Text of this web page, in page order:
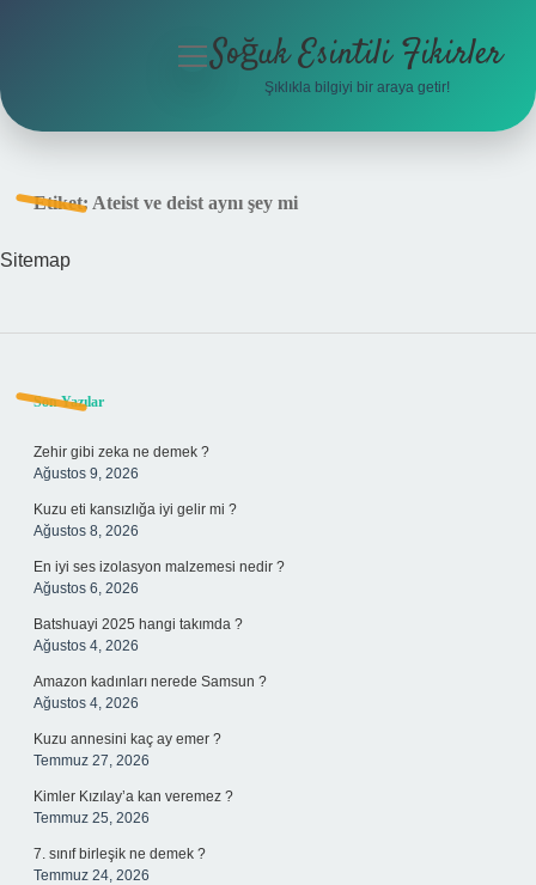
menüyü
Soğuk Esintili Fikirler
Şıklıkla bilgiyi bir araya getir!
Etiket: Ateist ve deist aynı şey mi
Sitemap
Sidebar
Son Yazılar
Zehir gibi zeka ne demek ?
Ağustos 9, 2026
Kuzu eti kansızlığa iyi gelir mi ?
Ağustos 8, 2026
En iyi ses izolasyon malzemesi nedir ?
Ağustos 6, 2026
Batshuayi 2025 hangi takımda ?
Ağustos 4, 2026
Amazon kadınları nerede Samsun ?
Ağustos 4, 2026
Kuzu annesini kaç ay emer ?
Temmuz 27, 2026
Kimler Kızılay’a kan veremez ?
Temmuz 25, 2026
7. sınıf birleşik ne demek ?
Temmuz 24, 2026